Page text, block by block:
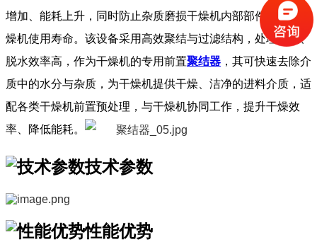
增加、能耗上升，同时防止杂质磨损干燥机内部部件，延长干
燥机使用寿命。该设备采用高效聚结与过滤结构，处理量大、
脱水效率高，作为干燥机的专用前置聚结器 ，其可快速去除介
质中的水分与杂质，为干燥机提供干燥、洁净的进料介质，适
配各类干燥机前置预处理，与干燥机协同工作，提升干燥效
率、降低能耗。
技术参数
性能优势